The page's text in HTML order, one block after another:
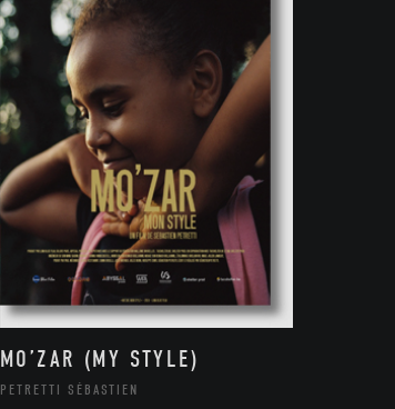
MO’ZAR (MY STYLE)
PETRETTI SÉBASTIEN